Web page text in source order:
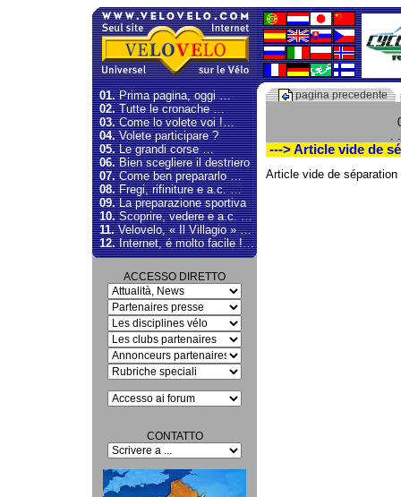
01.Prima pagina, oggi …
02.Tutte le cronache …
03.Come lo volete voi !…
04.Volete participare ?
05.Le grandi corse …
06.Bien scegliere il destriero
07.Come ben prepararlo …
08.Fregi, rifiniture e a.c. …
09.La preparazione sportiva
10.Scoprire, vedere e a.c. …
11.Velovelo, « Il Villagio » …
12.Internet, é molto facile !…
ACCESSO DIRETTO
CONTATTO
pagina precedente
.
---> Article vide de
Article vide de séparation